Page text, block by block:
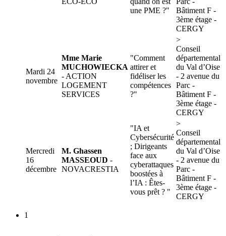
une PME ?"
Bâtiment F -
3ème étage -
CERGY
Mardi 24
novembre
Mme Marie
MUCHOWIECKA
- ACTION
LOGEMENT
SERVICES
"Comment
attirer et
fidéliser les
compétences
?"
>
Conseil
départemental
du Val d’Oise
- 2 avenue du
Parc -
Bâtiment F -
3ème étage -
CERGY
Mercredi
16
décembre
M. Ghassen
MASSEOUD -
NOVACRESTIA
"IA et
Cybersécurité
; Dirigeants
face aux
cyberattaques
boostées à
l’IA : Êtes-
vous prêt ? "
>
Conseil
départemental
du Val d’Oise
- 2 avenue du
Parc -
Bâtiment F -
3ème étage -
CERGY
1